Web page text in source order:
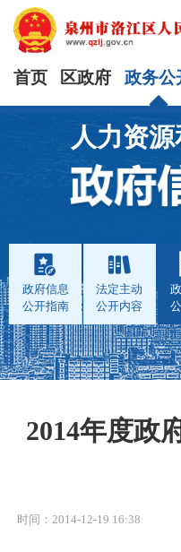
首页 区政府 政务公
人力资
政府信息
公开指南
法定主动
公开内容
2014年度政
时间：2014-12-19 16:38